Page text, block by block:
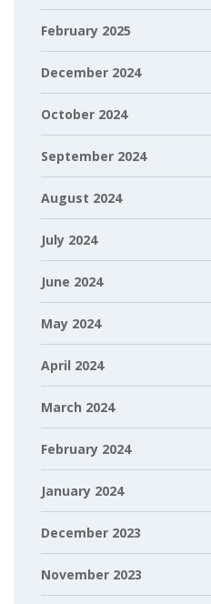
February 2025
December 2024
October 2024
September 2024
August 2024
July 2024
June 2024
May 2024
April 2024
March 2024
February 2024
January 2024
December 2023
November 2023